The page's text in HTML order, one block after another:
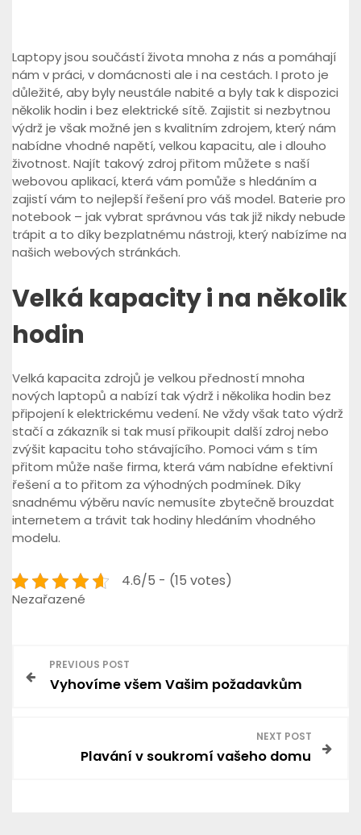
Laptopy jsou součástí života mnoha z nás a pomáhají
nám v práci, v domácnosti ale i na cestách. I proto je
důležité, aby byly neustále nabité a byly tak k dispozici
několik hodin i bez elektrické sítě. Zajistit si nezbytnou
výdrž je však možné jen s kvalitním zdrojem, který nám
nabídne vhodné napětí, velkou kapacitu, ale i dlouho
životnost. Najít takový zdroj přitom můžete s naší
webovou aplikací, která vám pomůže s hledáním a
zajistí vám to nejlepší řešení pro váš model. Baterie pro
notebook – jak vybrat správnou vás tak již nikdy nebude
trápit a to díky bezplatnému nástroji, který nabízíme na
našich webových stránkách.
Velká kapacity i na několik
hodin
Velká kapacita zdrojů je velkou předností mnoha
nových laptopů a nabízí tak výdrž i několika hodin bez
připojení k elektrickému vedení. Ne vždy však tato výdrž
stačí a zákazník si tak musí přikoupit další zdroj nebo
zvýšit kapacitu toho stávajícího. Pomoci vám s tím
přitom může naše firma, která vám nabídne efektivní
řešení a to přitom za výhodných podmínek. Díky
snadnému výběru navíc nemusíte zbytečně brouzdat
internetem a trávit tak hodiny hledáním vhodného
modelu.
4.6/5 - (15 votes)
Nezařazené
PREVIOUS POST
Vyhovíme všem Vašim požadavkům
NEXT POST
Plavání v soukromí vašeho domu